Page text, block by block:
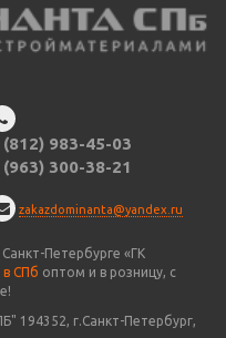
(812) 983-45-03
(963) 300-38-21
zakazdominanta@yandex.ru
Петербурге «ГК
СПб оптом и в розницу, с
" 194352, г.Санкт-Петербург,